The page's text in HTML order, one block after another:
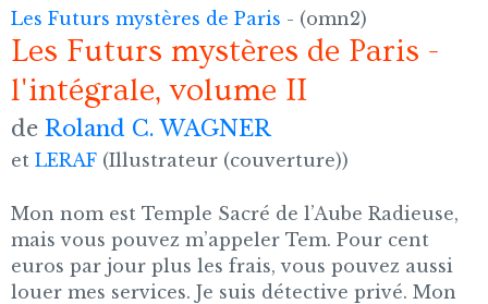
Les Futurs mystères de Paris - (omn2)
Les Futurs mystères de Paris -
l'intégrale, volume II
de Roland C. WAGNER
et LERAF (Illustrateur (couverture))
Mon nom est Temple Sacré de l’Aube Radieuse,
mais vous pouvez m’appeler Tem. Pour cent
euros par jour plus les frais, vous pouvez aussi
louer mes services. Je suis détective privé. Mon